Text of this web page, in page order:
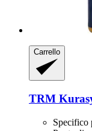
Carrello
TRM
Specifico